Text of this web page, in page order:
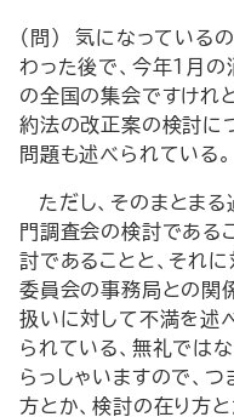
（問） 気になっている
わった後で、今年１月
の全国の集会ですけれ
約法の改正案の検討に
問題も述べられている。
ただし、そのまとま
門調査会の検討である
討であることと、それ
委員会の事務局との関
扱いに対して不満を述
られている、無礼では
らっしゃいますので、
方とか、検討の在り方